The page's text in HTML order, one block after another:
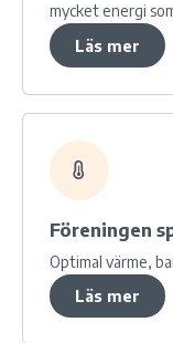
mycket energi
Läs mer
Föreningen
Optimal värme,
Läs mer